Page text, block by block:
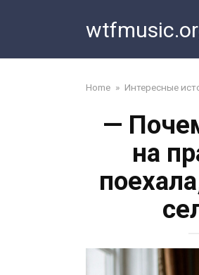
Home » Интересные
—
на